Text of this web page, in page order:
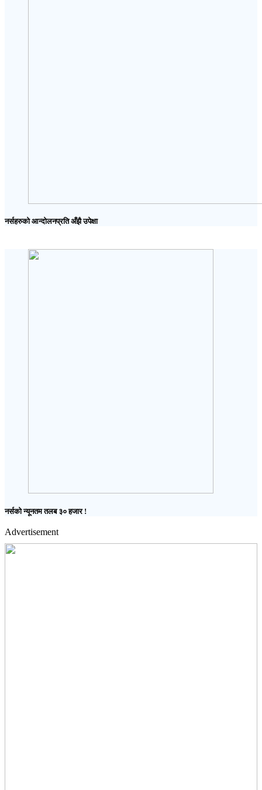
नर्सहरुको आन्दोलनप्रति अँझै उपेक्षा
नर्सको न्यूनतम तलब ३० हजार !
Advertisement